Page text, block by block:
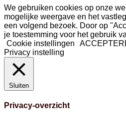
We gebruiken cookies op onze
mogelijke weergave en het
een volgend bezoek. Door op
je toestemming voor het gebruik
Cookie instellingen
Privacy instelling
Sluiten
Privacy-overzicht